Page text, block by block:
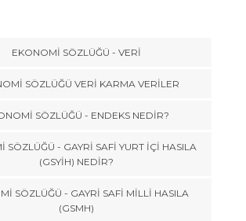
EKONOMİ SÖZLÜĞÜ - VERİ
SÖZLÜĞÜ VERİ KARMA VERİLER
SÖZLÜĞÜ - ENDEKS NEDİR?
SÖZLÜĞÜ - GAYRİ SAFİ YURT İÇİ HASILA
(GSYİH) NEDİR?
SÖZLÜĞÜ - GAYRİ SAFİ MİLLİ HASILA
(GSMH)